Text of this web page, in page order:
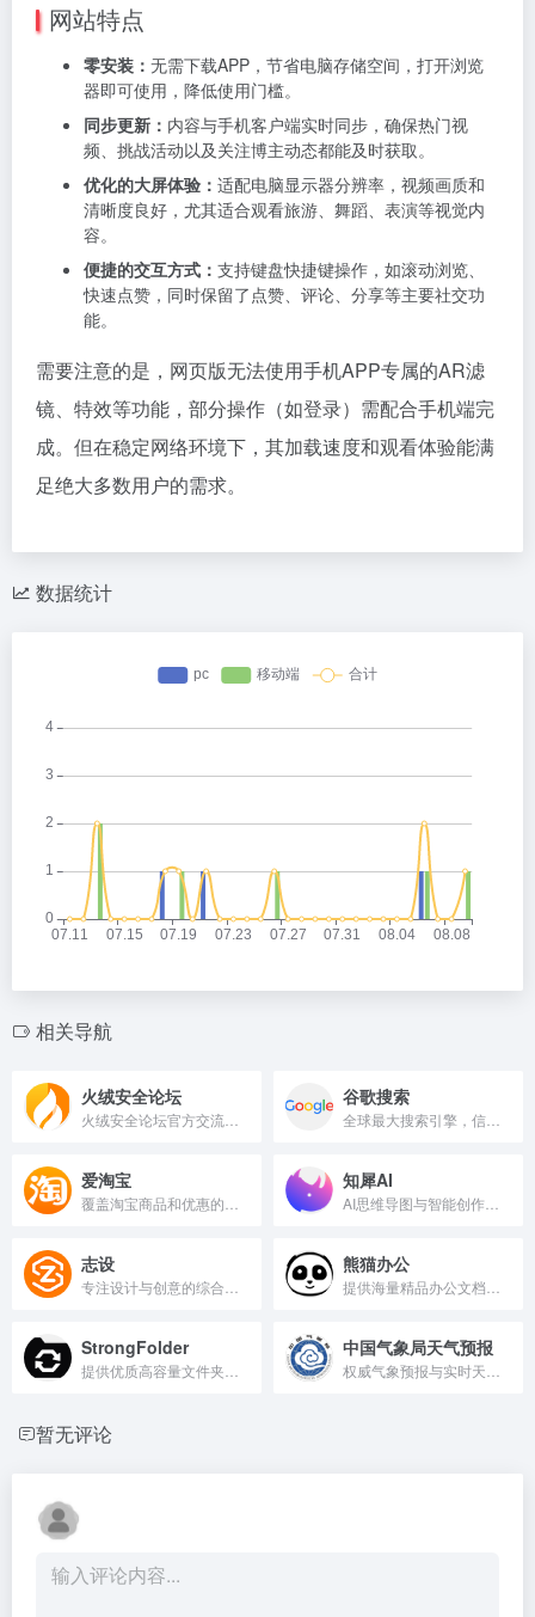
网站特点
零安装： 无需下载APP，节省电脑存储空间，打开浏览
器即可使用，降低使用门槛。
同步更新： 内容与手机客户端实时同步，确保热门视
频、挑战活动以及关注博主动态都能及时获取。
优化的大屏体验： 适配电脑显示器分辨率，视频画质和
清晰度良好，尤其适合观看旅游、舞蹈、表演等视觉内
容。
便捷的交互方式： 支持键盘快捷键操作，如滚动浏览、
快速点赞，同时保留了点赞、评论、分享等主要社交功
能。
需要注意的是，网页版无法使用手机APP专属的AR滤
镜、特效等功能，部分操作（如登录）需配合手机端完
成。但在稳定网络环境下，其加载速度和观看体验能满
足绝大多数用户的需求。
数据统计
相关导航
火绒安全论坛 谷歌搜索
爱淘宝 知犀AI
志设 熊猫办公
StrongFolder 中国气象局天气预报
暂无评论